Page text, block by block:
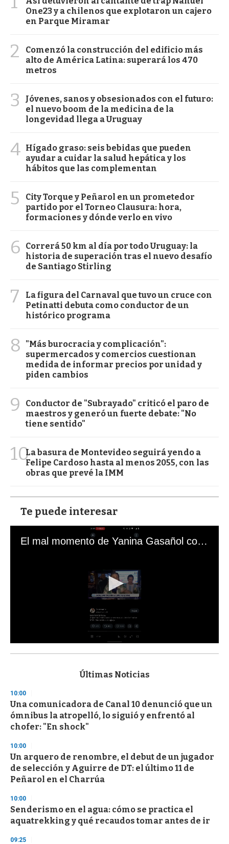
One23 y a chilenos que explotaron un cajero
en Parque Miramar
2
Comenzó la construcción del edificio más
alto de América Latina: superará los 470
metros
3
Jóvenes, sanos y obsesionados con el futuro:
el nuevo boom de la medicina de la
longevidad llega a Uruguay
4 Hígado graso: seis bebidas que pueden
ayudar a cuidar la salud hepática y los
hábitos que las complementan
5
City Torque y Peñarol en un prometedor
partido por el Torneo Clausura: hora,
formaciones y dónde verlo en vivo
6
Correrá 50 km al día por todo Uruguay: la
historia de superación tras el nuevo desafío
de Santiago Stirling
7
La figura del Carnaval que tuvo un cruce con
Petinatti debuta como conductor de un
histórico programa
8
"Más burocracia y complicación":
supermercados y comercios cuestionan
medida de informar precios por unidad y
piden cambios
9
Conductor de "Subrayado" criticó el paro de
maestros y generó un fuerte debate: "No
tiene sentido"
10La basura de Montevideo seguirá yendo a
Felipe Cardoso hasta al menos 2055, con las
obras que prevé la IMM
Te puede interesar
El mal momento de Yanina Gasañol con un hincha argentino en "Subrayado"
s
d
s
o
f
3
s
e
c
o
n
Últimas Noticias
10:00
Una comunicadora de Canal 10 denunció que un
ómnibus la atropelló, lo siguió y enfrentó al
chofer: "En shock"
10:00
Un arquero de renombre, el debut de un jugador
de selección y Aguirre de DT: el último 11 de
Peñarol en el Charrúa
10:00
Senderismo en el agua: cómo se practica el
aquatrekking y qué recaudos tomar antes de ir
09:25